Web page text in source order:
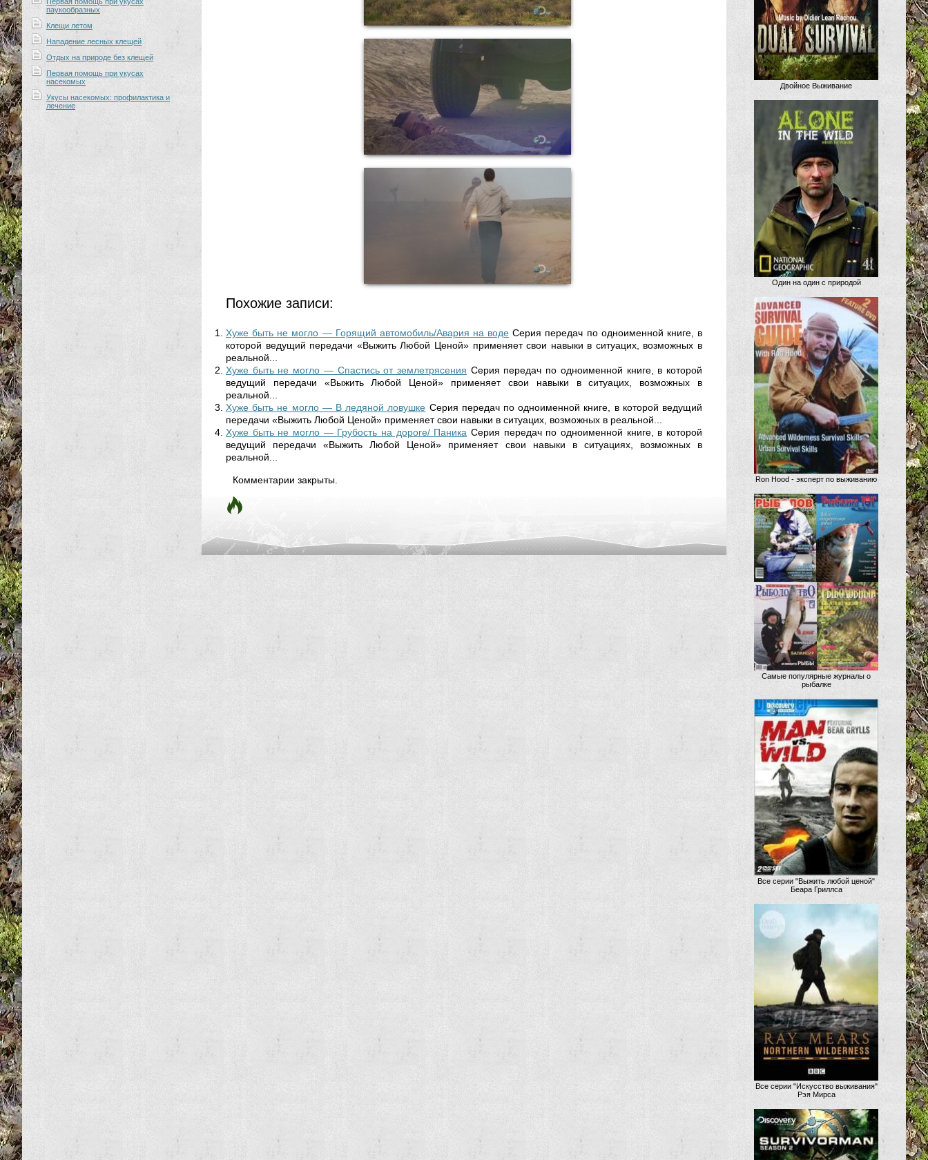
паукообразных
Клещи летом
Нападение лесных клещей
Отдых на природе без клещей
Первая помощь при укусах
насекомых
Укусы насекомых: профилактика и
лечение
Похожие записи:
Хуже быть не могло — Горящий автомобиль/Авария на воде Серия передач по одноименной книге, в
которой ведущий передачи «Выжить Любой Ценой» применяет свои навыки в ситуацих, возможных в
реальной...
Хуже быть не могло — Спастись от землетрясения Серия передач по одноименной книге, в которой
ведущий передачи «Выжить Любой Ценой» применяет свои навыки в ситуацих, возможных в
реальной...
Хуже быть не могло — В ледяной ловушке Серия передач по одноименной книге, в которой ведущий
передачи «Выжить Любой Ценой» применяет свои навыки в ситуацих, возможных в реальной...
Хуже быть не могло — Грубость на дороге/ Паника Серия передач по одноименной книге, в которой
ведущий передачи «Выжить Любой Ценой» применяет свои навыки в ситуациях, возможных в
реальной...
Комментарии закрыты.
Двойное Выживание
Один на один с природой
Ron Hood - эксперт по выживанию
Самые популярные журналы о
рыбалке
Все серии "Выжить любой ценой"
Беара Гриллса
Все серии "Искусство выживания"
Рэя Мирса